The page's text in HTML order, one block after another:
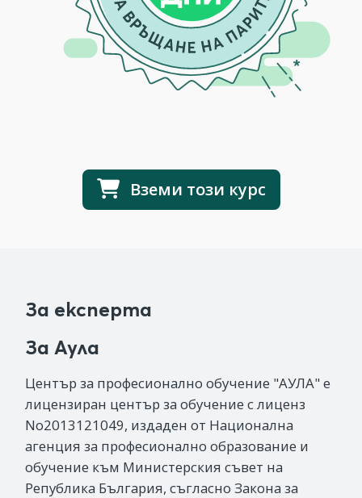
Вземи този курс
За експерта
За Аула
Център за професионално обучение "АУЛА" е
лицензиран център за обучение с лиценз
No2013121049, издаден от Национална
агенция за професионално образование и
обучение към Министерския съвет на
Република България, съгласно Закона за